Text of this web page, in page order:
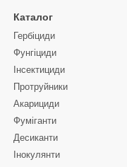
Каталог
Гербіциди
Фунгіциди
Інсектициди
Протруйники
Акарициди
Фуміганти
Десиканти
Інокулянти